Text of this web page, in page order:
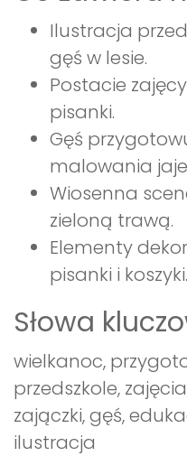
Ilustracja
gęś w lesie.
Postacie
pisanki.
Gęś
malowania
Wiosenna
zieloną trawą.
Elementy
pisanki i koszyki.
Słowa
wielkanoc,
przedszkole,
zajączki, gęś,
ilustracja